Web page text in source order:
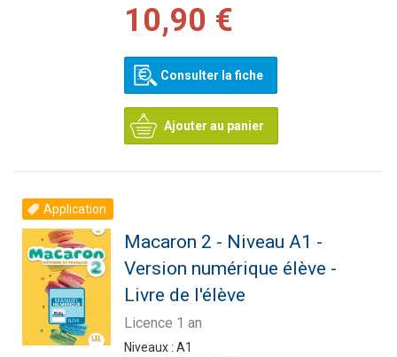
10,90 €
Consulter la fiche
Ajouter au panier
Application
Macaron 2 - Niveau A1 -
Version numérique élève -
Livre de l'élève
Licence 1 an
Niveaux : A1